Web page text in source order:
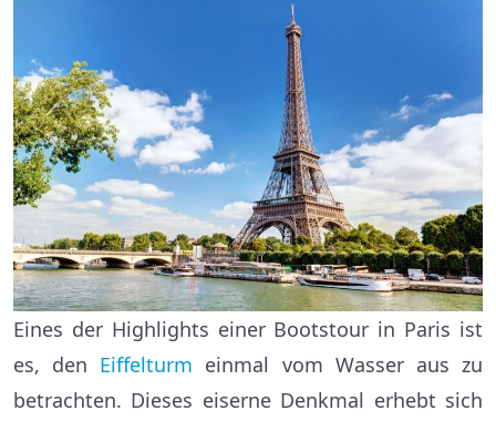
Eines der Highlights einer Bootstour in Paris ist
es, den Eiffelturm einmal vom Wasser aus zu
betrachten. Dieses eiserne Denkmal erhebt sich